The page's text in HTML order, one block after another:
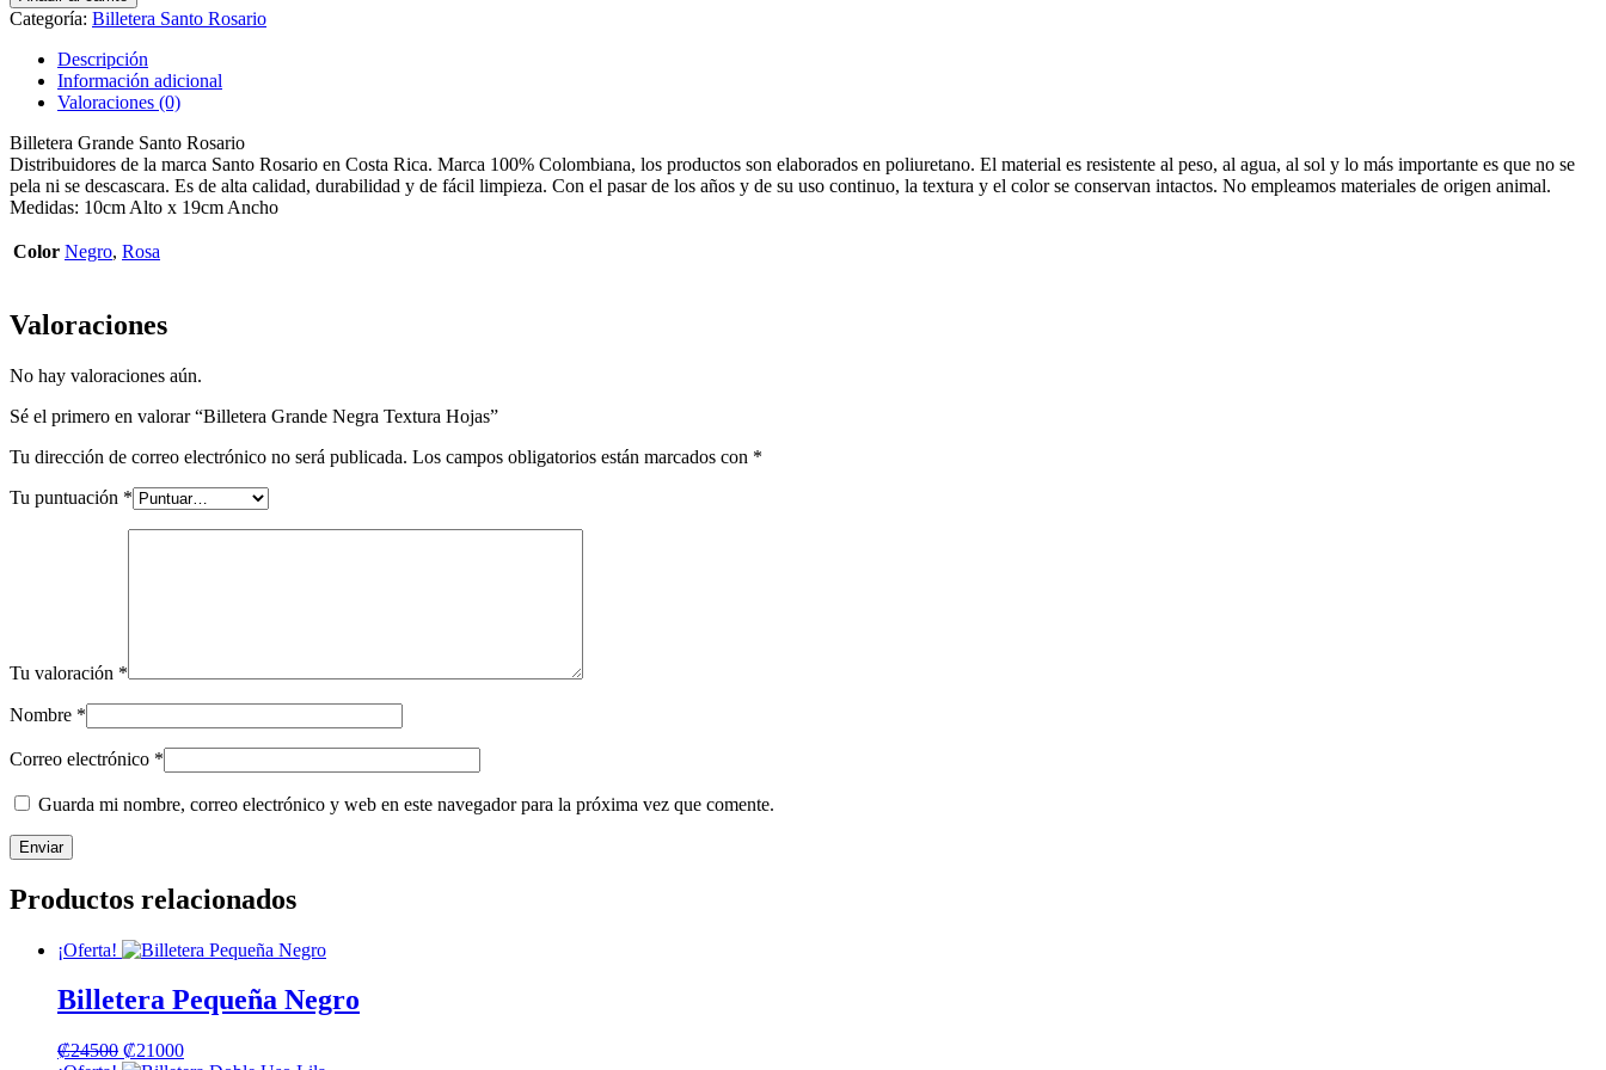
Categoría: Billetera Santo Rosario
Descripción
Información adicional
Valoraciones (0)
Billetera Grande Santo Rosario
Distribuidores de la marca Santo Rosario en Costa Rica. Marca 100% Colombiana, los productos son elaborados en poliuretano. El material es resistente al peso, al agua, al sol y lo más importante es que no se
pela ni se descascara. Es de alta calidad, durabilidad y de fácil limpieza. Con el pasar de los años y de su uso continuo, la textura y el color se conservan intactos. No empleamos materiales de origen animal.
Medidas: 10cm Alto x 19cm Ancho
Color Negro, Rosa
Valoraciones
No hay valoraciones aún.
Sé el primero en valorar “Billetera Grande Negra Textura Hojas”
Tu dirección de correo electrónico no será publicada. Los campos obligatorios están marcados con *
Tu puntuación *
Tu valoración *
Nombre *
Correo electrónico *
Guarda mi nombre, correo electrónico y web en este navegador para la próxima vez que comente.
Productos relacionados
¡Oferta!
Billetera Pequeña Negro
₡24500 ₡21000